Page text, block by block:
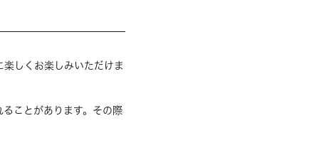
しくお楽しみいただけま
ことがあります。その際